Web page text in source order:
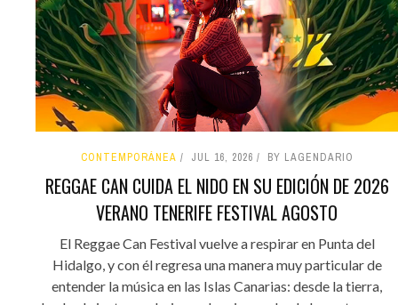
CONTEMPORÁNEA JUL 16, 2026 BY LAGENDARIO
REGGAE CAN CUIDA EL NIDO EN SU EDICIÓN DE 2026
VERANO TENERIFE FESTIVAL AGOSTO
El Reggae Can Festival vuelve a respirar en Punta del
Hidalgo, y con él regresa una manera muy particular de
entender la música en las Islas Canarias: desde la tierra,